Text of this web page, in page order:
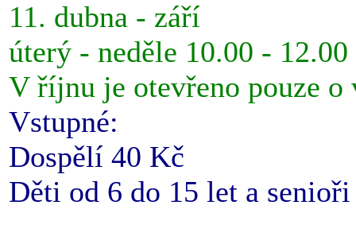
11. dubna - září
úterý - neděle 10.00 -
V říjnu je otevřeno pouze o
Vstupné:
Dospělí 40 Kč
Děti od 6 do 15 let a